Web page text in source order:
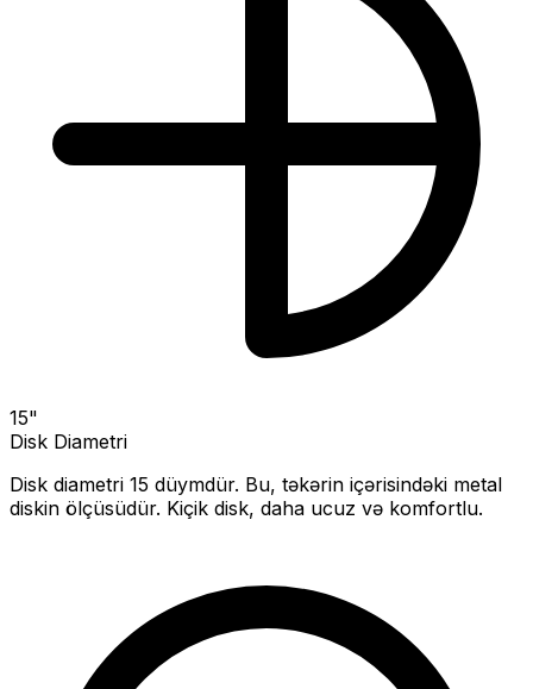
15"
Disk Diametri
Disk diametri 15 düymdür. Bu, təkərin içərisindəki metal
diskin ölçüsüdür. Kiçik disk, daha ucuz və komfortlu.